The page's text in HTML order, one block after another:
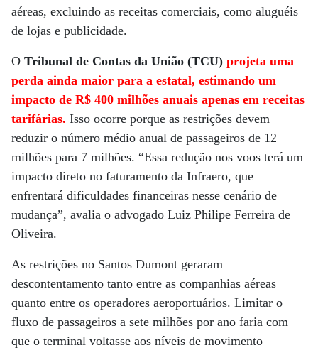
aéreas, excluindo as receitas comerciais, como aluguéis
de lojas e publicidade.
O Tribunal de Contas da União (TCU) projeta uma
perda ainda maior para a estatal, estimando um
impacto de R$ 400 milhões anuais apenas em receitas
tarifárias. Isso ocorre porque as restrições devem
reduzir o número médio anual de passageiros de 12
milhões para 7 milhões. “Essa redução nos voos terá um
impacto direto no faturamento da Infraero, que
enfrentará dificuldades financeiras nesse cenário de
mudança”, avalia o advogado Luiz Philipe Ferreira de
Oliveira.
As restrições no Santos Dumont geraram
descontentamento tanto entre as companhias aéreas
quanto entre os operadores aeroportuários. Limitar o
fluxo de passageiros a sete milhões por ano faria com
que o terminal voltasse aos níveis de movimento